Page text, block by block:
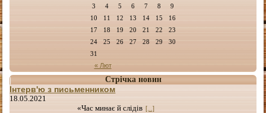
« Лют
3
4 5 6 7 8
9
10
11 12 13 14 15
16
17
18 19 20 21 22
23
24
25 26 27 28 29
30
31
Стрічка новин
Інтерв'ю з письменником
18.05.2021
«Час минає й слідів [...]